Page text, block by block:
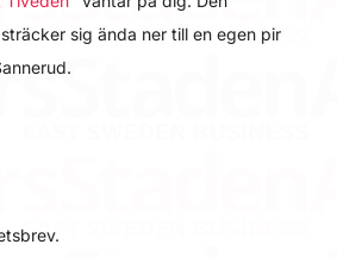
sig ända ner till en egen pir